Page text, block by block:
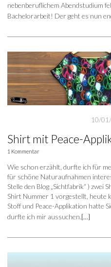
nebenberuflichem Abendstudium
Bachelorarbeit! Der geht es nun
10/
Shirt mit Peace-
1 Kommentar
Wie schon erzählt, durfte ich für
für schöne Naturaufnahmen
Stelle den Blog „Sichtfabrik“ ) zwei
Shirt Nummer 1 vorgestellt, heute
Stoff und Peace-Applikation hatte
durfte ich mir aussuchen.[…]